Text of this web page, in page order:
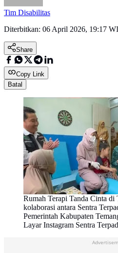
Tim Disabilitas
Diterbitkan: 06 April 2026, 19:17
Share
Copy Link
Batal
Rumah Terapi Tanda Cinta di
kolaborasi antara Sentra
Pemerintah Kabupaten
Layar Instagram Sentra